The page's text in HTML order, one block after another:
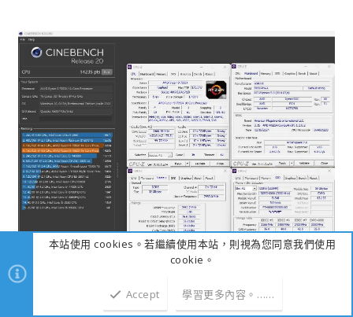
本站使用 cookies。若繼續使用本站，則視為您同意我們使用
cookie。
Accept 學習更多內容。……